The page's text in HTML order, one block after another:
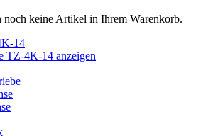
noch keine Artikel in Ihrem Warenkorb.
14
TZ-4K-14 anzeigen